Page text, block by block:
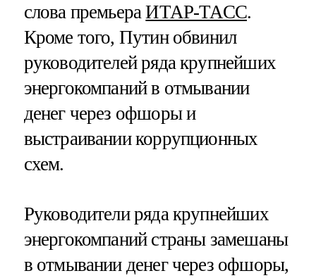
слова премьераИТАР-ТАСС.
Кроме того, Путин обвинил
руководителей ряда крупнейших
энергокомпаний в отмывании
денег через офшоры и
выстраивании коррупционных
схем.
Руководители ряда крупнейших
энергокомпаний страны замешаны
в отмывании денег через офшоры,